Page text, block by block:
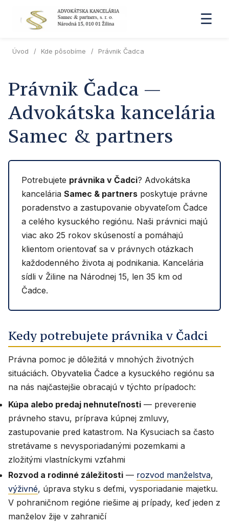
☰
Úvod / Kde pôsobíme / Právnik Čadca
Právnik Čadca —
Advokátska kancelária
Samec & partners
Potrebujete právnika v Čadci? Advokátska
kancelária Samec & partners poskytuje právne
poradenstvo a zastupovanie obyvateľom Čadce
a celého kysuckého regiónu. Naši právnici majú
viac ako 25 rokov skúseností a pomáhajú
klientom orientovať sa v právnych otázkach
každodenného života aj podnikania. Kancelária
sídli v Žiline na Národnej 15, len 35 km od
Čadce.
Kedy potrebujete právnika v Čadci
Právna pomoc je dôležitá v mnohých životných
situáciách. Obyvatelia Čadce a kysuckého regiónu sa
na nás najčastejšie obracajú v týchto prípadoch:
Kúpa alebo predaj nehnuteľnosti — preverenie
právneho stavu, príprava kúpnej zmluvy,
zastupovanie pred katastrom. Na Kysuciach sa často
stretávame s nevysporiadanými pozemkami a
zložitými vlastníckymi vzťahmi
Rozvod a rodinné záležitosti — rozvod manželstva,
výživné, úprava styku s deťmi, vysporiadanie majetku.
V pohraničnom regióne riešime aj prípady, keď jeden z
manželov žije v zahraničí